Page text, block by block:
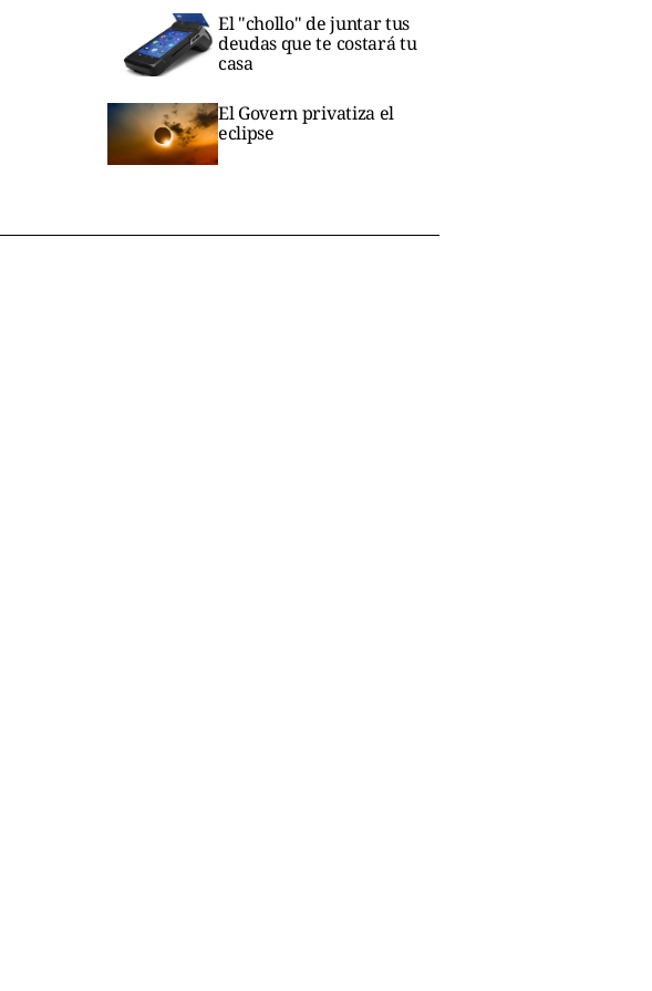
El "chollo" de juntar tus
deudas que te costará tu
casa
El Govern privatiza el
eclipse